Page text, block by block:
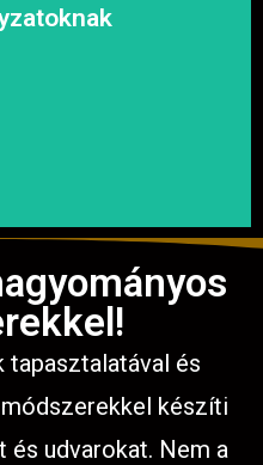
és fenntartható
tapasztalatával és
készíti
és udvarokat. Nem a